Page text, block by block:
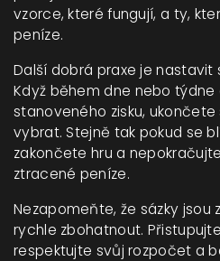
vzorce, které fungují, a ty,
peníze.
Další dobrá praxe je nastavit
Když během dne nebo
stanoveného zisku,
vybrat. Stejně tak pokud se
zakončete hru a
ztracené peníze.
Nezapomeňte, že sázky jsou
rychle zbohatnout.
respektujte svůj rozpočet a